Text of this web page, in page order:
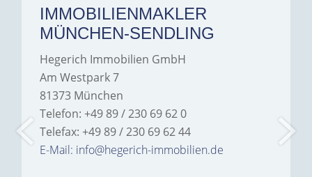
IMMOBILIENMAKLER
MÜNCHEN-SENDLING
Hegerich Immobilien GmbH
Am Westpark 7
81373 München
Telefon: +49 89 / 230 69 62 0
Telefax: +49 89 / 230 69 62 44
E-Mail: info@hegerich-immobilien.de